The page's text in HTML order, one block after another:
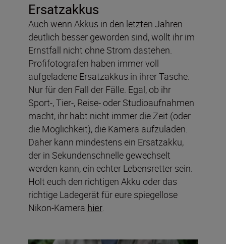
Ersatzakkus
Auch wenn Akkus in den letzten Jahren
deutlich besser geworden sind, wollt ihr im
Ernstfall nicht ohne Strom dastehen.
Profifotografen haben immer voll
aufgeladene Ersatzakkus in ihrer Tasche.
Nur für den Fall der Fälle. Egal, ob ihr
Sport-, Tier-, Reise- oder Studioaufnahmen
macht, ihr habt nicht immer die Zeit (oder
die Möglichkeit), die Kamera aufzuladen.
Daher kann mindestens ein Ersatzakku,
der in Sekundenschnelle gewechselt
werden kann, ein echter Lebensretter sein.
Holt euch den richtigen Akku oder das
richtige Ladegerät für eure spiegellose
Nikon-Kamera hier.